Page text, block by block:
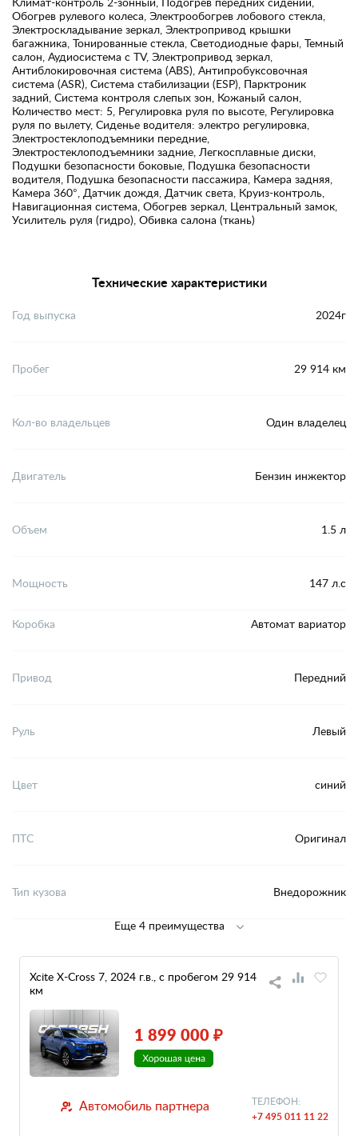
Обогрев рулевого колеса, Электрообогрев лобового стекла,
Электроскладывание зеркал, Электропривод крышки
багажника, Тонированные стекла, Светодиодные фары, Темный
салон, Аудиосистема с TV, Электропривод зеркал,
Антиблокировочная система (ABS), Антипробуксовочная
система (ASR), Система стабилизации (ESP), Парктроник
задний, Система контроля слепых зон, Кожаный салон,
Количество мест: 5, Регулировка руля по высоте, Регулировка
руля по вылету, Сиденье водителя: электро регулировка,
Электростеклоподъемники передние,
Электростеклоподъемники задние, Легкосплавные диски,
Подушки безопасности боковые, Подушка безопасности
водителя, Подушка безопасности пассажира, Камера задняя,
Камера 360°, Датчик дождя, Датчик света, Круиз-контроль,
Навигационная система, Обогрев зеркал, Центральный замок,
Усилитель руля (гидро), Обивка салона (ткань)
Технические характеристики
Год выпуска 2024г
Пробег 29 914 км
Кол-во владельцев Один владелец
Двигатель Бензин инжектор
Объем 1.5 л
Мощность 147 л.с
Коробка Автомат вариатор
Привод Передний
Руль Левый
Цвет синий
ПТС Оригинал
Тип кузова Внедорожник
Еще 4 преимущества
Xcite X-Cross 7, 2024 г.в., с пробегом 29 914
км
1 899 000 ₽
Автомобиль партнера ТЕЛЕФОН:
+7 495 011 11 22